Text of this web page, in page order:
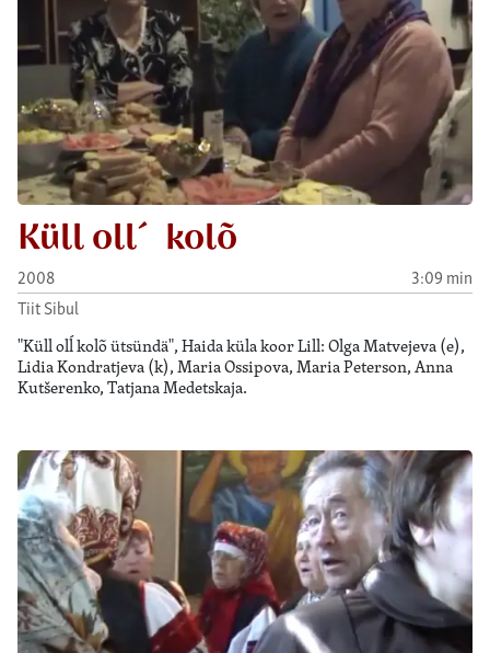
Küll oll´ kolõ
2008
3:09 min
Tiit Sibul
"Küll olĺ kolõ ütsündä", Haida küla koor Lill: Olga Matvejeva (e),
Lidia Kondratjeva (k), Maria Ossipova, Maria Peterson, Anna
Kutšerenko, Tatjana Medetskaja.